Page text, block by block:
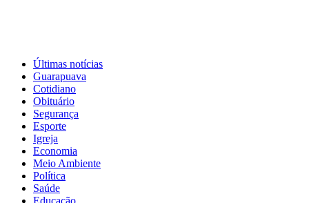
Últimas notícias
Guarapuava
Cotidiano
Obituário
Segurança
Esporte
Igreja
Economia
Meio Ambiente
Política
Saúde
Educação